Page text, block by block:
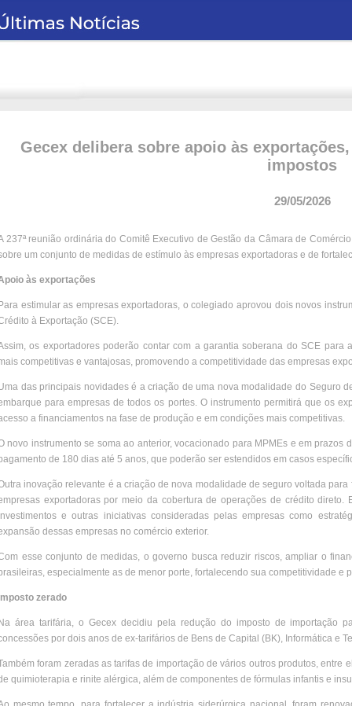
Gecex delibera sobre apoio às
impostos
29/05/2026
237ª reunião ordinária do Comitê Executivo de Gestão da Câmara de
um conjunto de medidas de estímulo às empresas exportadoras e de
às exportações
estimular as empresas exportadoras, o colegiado aprovou dois novos
à Exportação (SCE).
os exportadores poderão contar com a garantia soberana do SCE
competitivas e vantajosas, promovendo a competitividade das empresas
das principais novidades é a criação de uma nova modalidade do Seguro
para empresas de todos os portes. O instrumento permitirá que os
a financiamentos na fase de produção e em condições mais competitivas.
novo instrumento se soma ao anterior, vocacionado para MPMEs e em
de 180 dias até 5 anos, que poderão ser estendidos em casos
inovação relevante é a criação de nova modalidade de seguro voltada
exportadoras por meio da cobertura de operações de crédito
e outras iniciativas consideradas pelas empresas como
dessas empresas no comércio exterior.
esse conjunto de medidas, o governo busca reduzir riscos, ampliar o
especialmente as de menor porte, fortalecendo sua competitividade e
zerado
área tarifária, o Gecex decidiu pela redução do imposto de importação
por dois anos de ex-tarifários de Bens de Capital (BK), Informática e
foram zeradas as tarifas de importação de vários outros produtos, entre
quimioterapia e rinite alérgica, além de componentes de fórmulas infantis e